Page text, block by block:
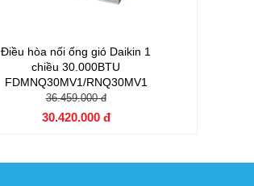
Điều hòa nối ống gió Daikin 1
chiều 30.000BTU
FDMNQ30MV1/RNQ30MV1
36.459.000 đ
30.420.000 đ